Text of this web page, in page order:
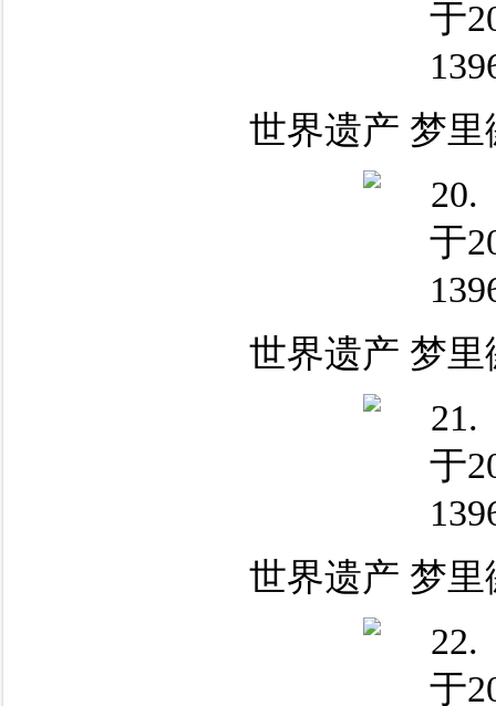
世界遗产 梦
世界遗产 梦
世界遗产 梦